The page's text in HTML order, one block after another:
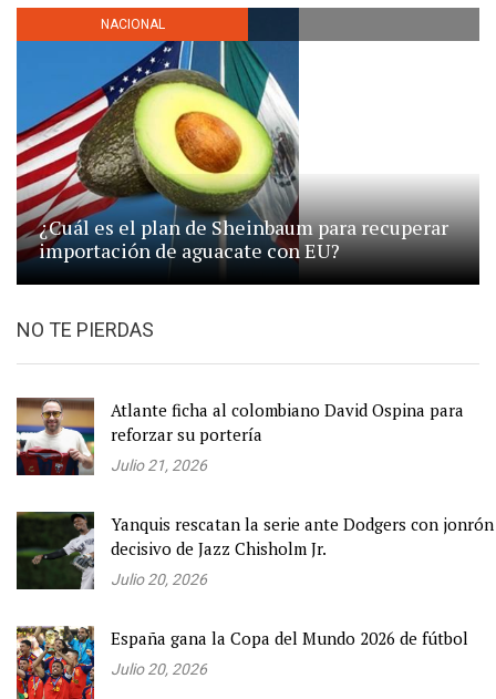
NACIONAL
¿Cuál es el plan de Sheinbaum para recuperar
importación de aguacate con EU?
NO TE PIERDAS
Atlante ficha al colombiano David Ospina para
reforzar su portería
Julio 21, 2026
Yanquis rescatan la serie ante Dodgers con jonrón
decisivo de Jazz Chisholm Jr.
Julio 20, 2026
España gana la Copa del Mundo 2026 de fútbol
Julio 20, 2026